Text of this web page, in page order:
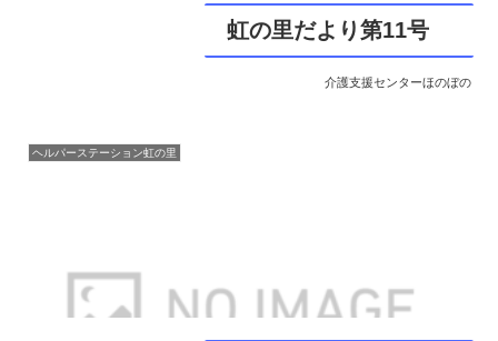
虹の里だより第11号
介護支援センターほのぼの
ヘルパーステーション虹の里